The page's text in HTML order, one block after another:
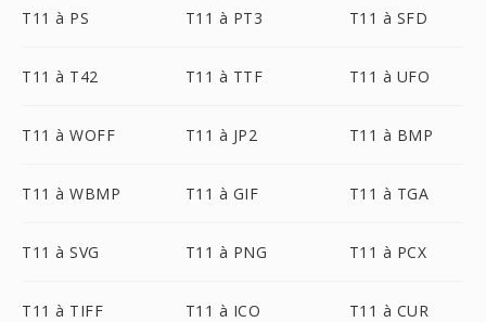
T11 à PS T11 à PT3 T11 à SFD
T11 à T42 T11 à TTF T11 à UFO
T11 à WOFF T11 à JP2 T11 à BMP
T11 à WBMP T11 à GIF T11 à TGA
T11 à SVG T11 à PNG T11 à PCX
T11 à TIFF T11 à ICO T11 à CUR